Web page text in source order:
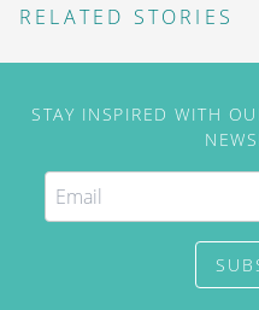
RELATED STORIES
STAY INSPIRED WITH